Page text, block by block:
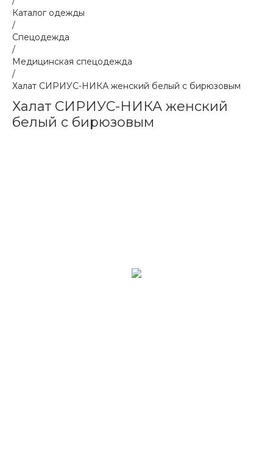
Каталог одежды
/
Спецодежда
/
Медицинская спецодежда
/
Халат СИРИУС-НИКА женский белый с бирюзовым
Халат СИРИУС-НИКА женский
белый с бирюзовым